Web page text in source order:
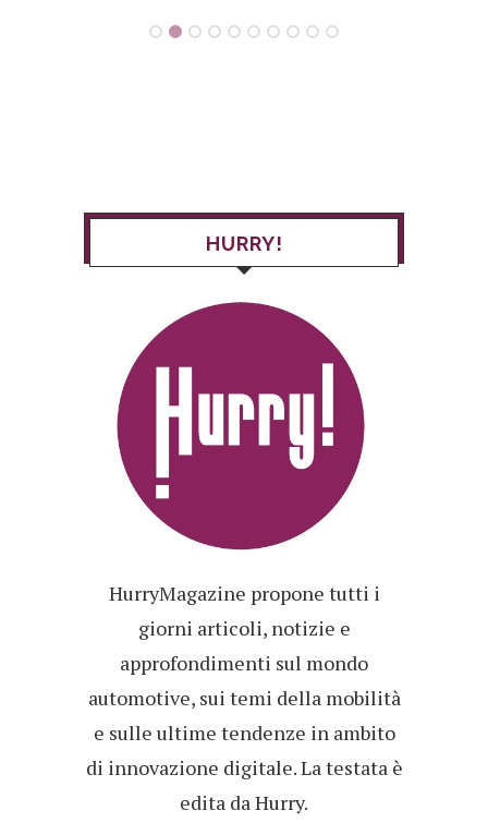
HURRY!
HurryMagazine propone tutti i
giorni articoli, notizie e
approfondimenti sul mondo
automotive, sui temi della mobilità
e sulle ultime tendenze in ambito
di innovazione digitale. La testata è
edita da Hurry.